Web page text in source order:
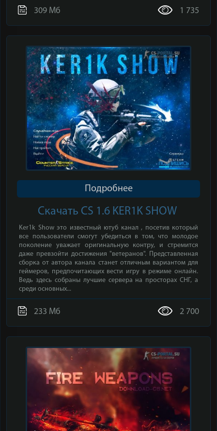
309 Мб 1 735
Скачать CS 1.6 KER1K SHOW
Ker1k Show это известный ютуб канал , посетив который
все пользователи смогут убедиться в том, что молодое
поколение уважает оригинальную контру, и стремится
даже превзойти достижения "ветеранов". Представленная
сборка от автора канала станет отличным вариантом для
геймеров, предпочитающих вести игру в режиме онлайн.
Ведь здесь собраны лучшие сервера на просторах СНГ, а
среди основных...
233 Мб 2 700
Подробнее